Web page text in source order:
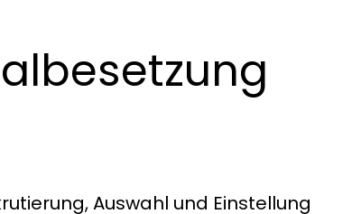
Auswahl und Einstellung